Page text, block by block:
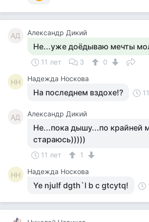
АД Александр Дикий
Не...уже доёдываю мечты
11 лет 3 0
НН Надежда Носкова
На последнем вздохе!?
АД Александр Дикий
Не...пока дышу...по крайней
стараюсь)))))
11 лет 1
НН Надежда Носкова
Ye njulf dgth`l b c gtcytq!